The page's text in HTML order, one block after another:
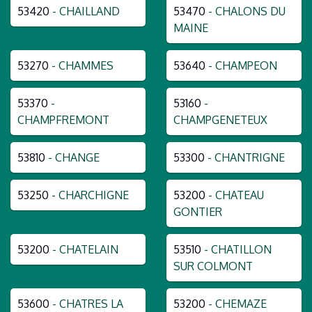
53420 - CHAILLAND 53470 - CHALONS DU
MAINE
53270 - CHAMMES 53640 - CHAMPEON
53370 -
CHAMPFREMONT
53160 -
CHAMPGENETEUX
53810 - CHANGE 53300 - CHANTRIGNE
53250 - CHARCHIGNE 53200 - CHATEAU
GONTIER
53200 - CHATELAIN 53510 - CHATILLON
SUR COLMONT
53600 - CHATRES LA 53200 - CHEMAZE